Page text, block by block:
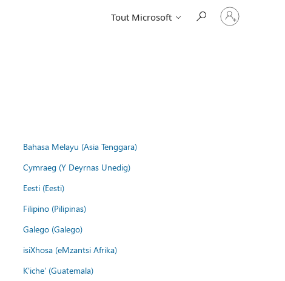
Tout Microsoft
Connectez-
vous
Bahasa Melayu (Asia Tenggara)
Cymraeg (Y Deyrnas Unedig)
Eesti (Eesti)
Filipino (Pilipinas)
Galego (Galego)
isiXhosa (eMzantsi Afrika)
K'iche' (Guatemala)